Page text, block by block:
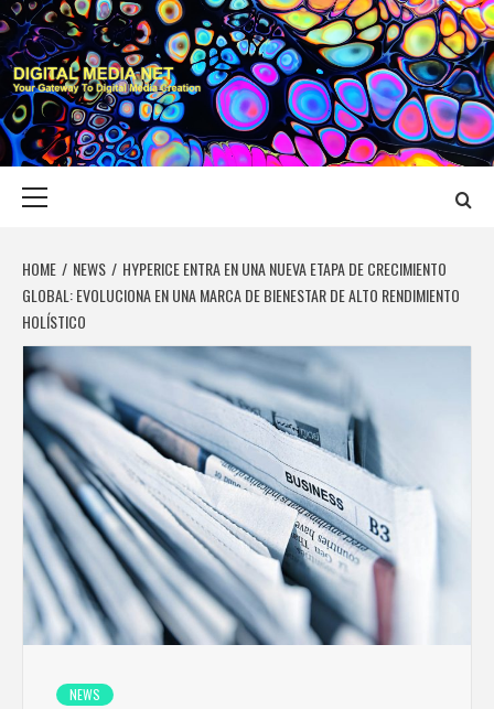
Skip
to
content
DIGITAL MEDIA
YOUR GATEWAY TO DIGITAL MEDIA CREATION
HOME NEWS
HYPERICE ENTRA EN UNA NUEVA ETAPA DE CRECIMIENTO
GLOBAL: EVOLUCIONA EN UNA MARCA DE BIENESTAR DE ALTO RENDIMIENTO
HOLÍSTICO
NEWS